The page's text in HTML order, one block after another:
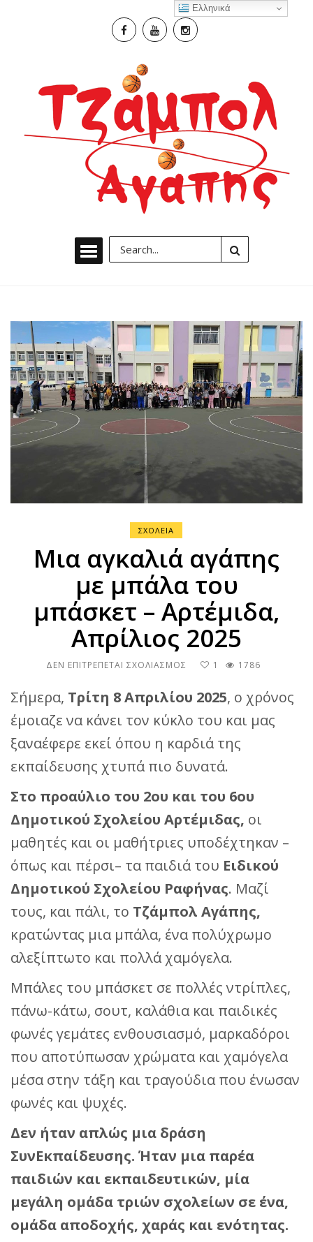
ΣΧΟΛΕΙΑ
Μια αγκαλιά αγάπης
με μπάλα του
μπάσκετ – Αρτέμιδα,
Απρίλιος 2025
ΔΕΝ ΕΠΙΤΡΈΠΕΤΑΙ ΣΧΟΛΙΑΣΜΌΣ ΣΤΟ
ΑΓΚΑΛΙΆ
ΑΓΆΠΗΣ
ΜΕ
ΤΟΥ
ΜΠΆΣΚΕΤ
–
ΑΠΡΊΛΙΟΣ
2025
1 1786
Σήμερα, Τρίτη 8 Απριλίου 2025, ο χρόνος
έμοιαζε να κάνει τον κύκλο του και μας
ξαναέφερε εκεί όπου η καρδιά της
εκπαίδευσης χτυπά πιο δυνατά.
Στο προαύλιο του 2ου και του 6ου
Δημοτικού Σχολείου Αρτέμιδας, οι
μαθητές και οι μαθήτριες υποδέχτηκαν –
όπως και πέρσι– τα παιδιά του Ειδικού
Δημοτικού Σχολείου Ραφήνας. Μαζί
τους, και πάλι, το Τζάμπολ Αγάπης,
κρατώντας μια μπάλα, ένα πολύχρωμο
αλεξίπτωτο και πολλά χαμόγελα.
Μπάλες του μπάσκετ σε πολλές ντρίπλες,
πάνω-κάτω, σουτ, καλάθια και παιδικές
φωνές γεμάτες ενθουσιασμό, μαρκαδόροι
που αποτύπωσαν χρώματα και χαμόγελα
μέσα στην τάξη και τραγούδια που ένωσαν
φωνές και ψυχές.
Δεν ήταν απλώς μια δράση
ΣυνΕκπαίδευσης. Ήταν μια παρέα
παιδιών και εκπαιδευτικών, μία
μεγάλη ομάδα τριών σχολείων σε ένα,
ομάδα αποδοχής, χαράς και ενότητας.
Ελληνικά